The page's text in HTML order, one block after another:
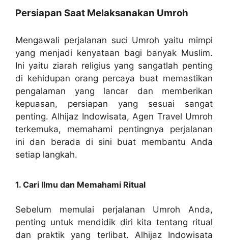
Persiapan Saat Melaksanakan Umroh
Mengawali perjalanan suci Umroh yaitu mimpi
yang menjadi kenyataan bagi banyak Muslim.
Ini yaitu ziarah religius yang sangatlah penting
di kehidupan orang percaya buat memastikan
pengalaman yang lancar dan memberikan
kepuasan, persiapan yang sesuai sangat
penting. Alhijaz Indowisata, Agen Travel Umroh
terkemuka, memahami pentingnya perjalanan
ini dan berada di sini buat membantu Anda
setiap langkah.
1. Cari Ilmu dan Memahami Ritual
Sebelum memulai perjalanan Umroh Anda,
penting untuk mendidik diri kita tentang ritual
dan praktik yang terlibat. Alhijaz Indowisata